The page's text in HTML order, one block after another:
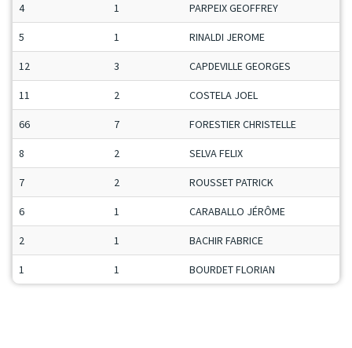
4 1 PARPEIX GEOFFREY
5 1 RINALDI JEROME
12 3 CAPDEVILLE GEORGES
11 2 COSTELA JOEL
66 7 FORESTIER CHRISTELLE
8 2 SELVA FELIX
7 2 ROUSSET PATRICK
6 1 CARABALLO JÉRÔME
2 1 BACHIR FABRICE
1 1 BOURDET FLORIAN